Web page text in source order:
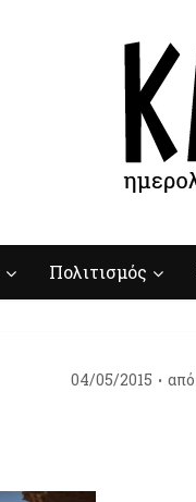
Πολιτισμός
04/05/2015 από